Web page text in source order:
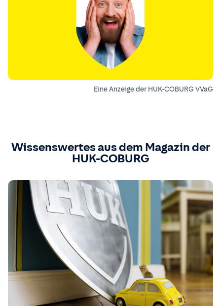
Eine Anzeige der HUK-COBURG VVaG
Wissenswertes aus dem Magazin der
HUK-COBURG